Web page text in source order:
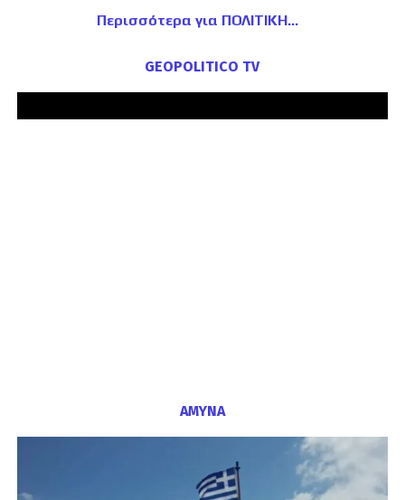
Περισσότερα για ΠΟΛΙΤΙΚΗ
GEOPOLITICO TV
ΑΜΥΝΑ